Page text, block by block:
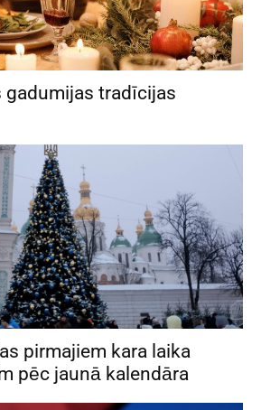
tradīcijas
pirmajiem kara laika
pēc jaunā kalendāra